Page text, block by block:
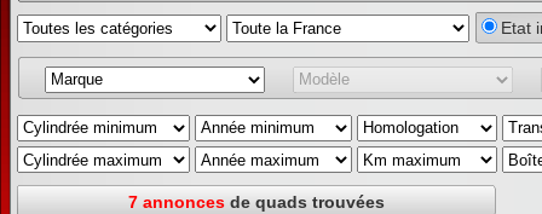
Annonce
véhicule
occasion
Annonce
moto
Annonce
scooter
Annonce
buggy,
SSV
Etat
7 annonces de quads trouvées